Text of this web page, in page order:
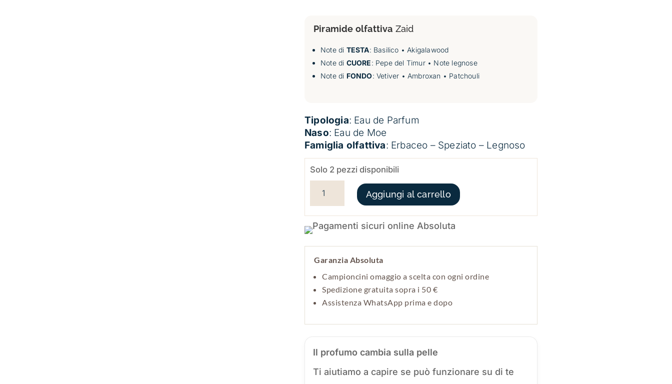
Piramide olfattiva Zaid
Note di TESTA: Basilico • Akigalawood
Note di CUORE: Pepe del Timur • Note legnose
Note di FONDO: Vetiver • Ambroxan • Patchouli
Tipologia: Eau de Parfum
Naso: Eau de Moe
Famiglia olfattiva: Erbaceo – Speziato – Legnoso
Solo 2 pezzi disponibili
ZAID QUANTITÀ
Aggiungi al carrello
Garanzia Absoluta
Campioncini omaggio a scelta con ogni ordine
Spedizione gratuita sopra i 50 €
Assistenza WhatsApp prima e dopo
Il profumo cambia sulla pelle
Ti aiutiamo a capire se può funzionare su di te